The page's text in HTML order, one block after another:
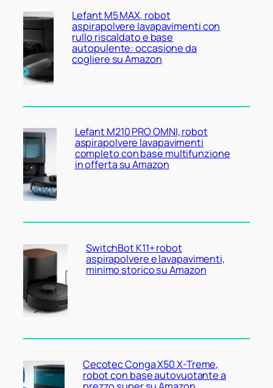
Lefant M5 MAX, robot
aspirapolvere lavapavimenti con
rullo riscaldato e base
autopulente: occasione da
cogliere su Amazon
Lefant M210 PRO OMNI, robot
aspirapolvere lavapavimenti
completo con base multifunzione
in offerta su Amazon
SwitchBot K11+ robot
aspirapolvere e lavapavimenti,
minimo storico su Amazon
Cecotec Conga X50 X-Treme,
robot con base autovuotante a